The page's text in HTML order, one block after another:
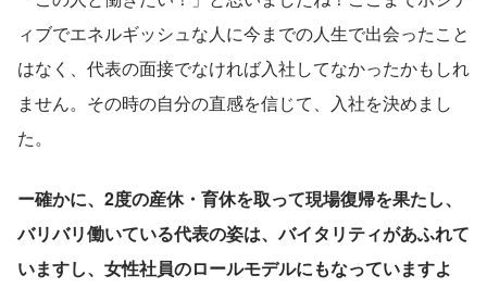
ィブでエネルギッシュな人に今までの人生で出会ったこと
はなく、代表の面接でなければ入社してなかったかもしれ
ません。その時の自分の直感を信じて、入社を決めまし
た。
ー確かに、2度の産休・育休を取って現場復帰を果たし、
バリバリ働いている代表の姿は、バイタリティがあふれて
いますし、女性社員のロールモデルにもなっていますよ